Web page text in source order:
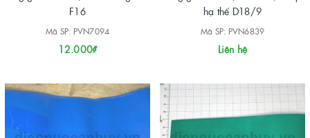
F16
Mã SP: PVN7094
12.000₫
hạ thế D18/9
Mã SP: PVN6839
Liên hệ